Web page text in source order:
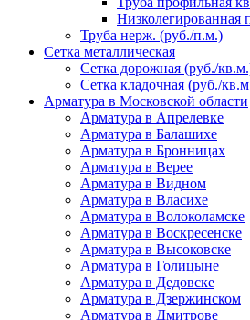
Низколегированная
Труба нерж. (руб./п.м.)
Сетка металлическая
Сетка дорожная (руб./
Сетка кладочная (руб./
Арматура в Московской области
Арматура в Апрелевке
Арматура в Балашихе
Арматура в Бронницах
Арматура в Верее
Арматура в Видном
Арматура в Власихе
Арматура в Волоколамске
Арматура в Воскресенске
Арматура в Высоковске
Арматура в Голицыне
Арматура в Дедовске
Арматура в Дзержинском
Арматура в Дмитрове